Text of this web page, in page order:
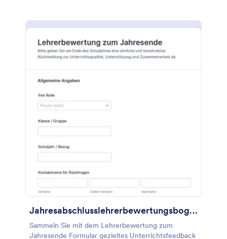
Jahresabschlusslehrerbewertungsbogen Fragebogen
Sammeln Sie mit dem Lehrerbewertung zum
Jahresende Formular gezieltes Unterrichtsfeedback